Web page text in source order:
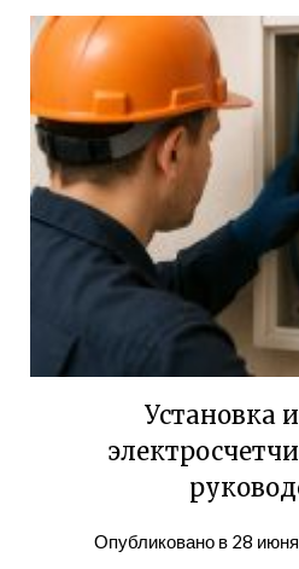
Установка
Опубликовано в 28